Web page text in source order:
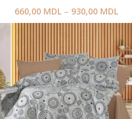
660,00 MDL – 930,00 MDL